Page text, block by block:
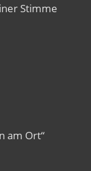
Stimme
am Ort“